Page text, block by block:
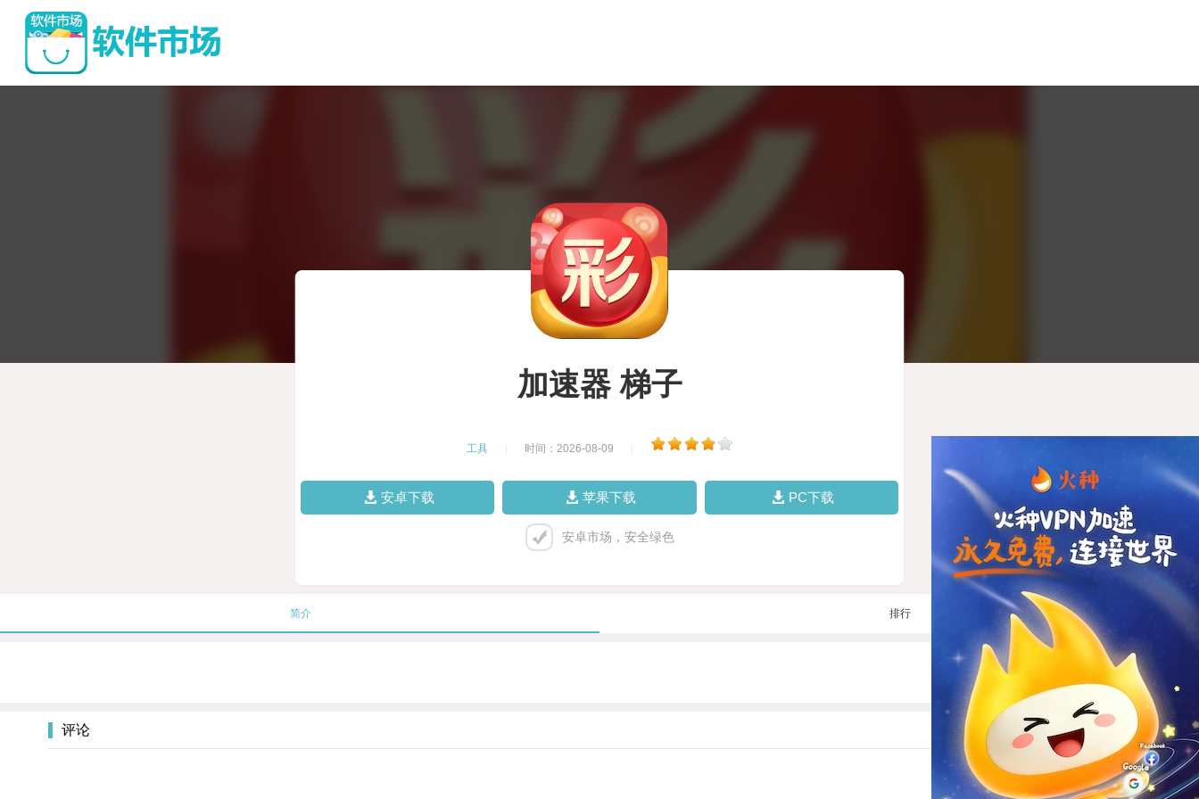
加速器 梯子
工具 时间：2026-08-09
安卓下载 苹果下载 PC下载
安卓市场，安全绿色
简介 排行
评论